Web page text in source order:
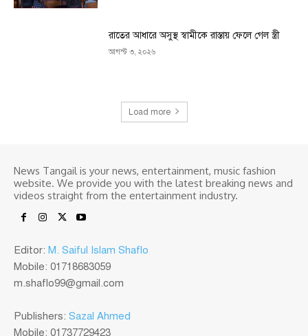
রাতের আধারে অসুস্থ স্বামীকে রাস্তায় ফেলে গেল স্ত্রী
আগস্ট ৩, ২০২৬
Load more
News Tangail is your news, entertainment, music fashion
website. We provide you with the latest breaking news and
videos straight from the entertainment industry.
Editor: M. Saiful Islam Shaflo
Mobile: 01718683059
m.shaflo99@gmail.com
Publishers: Sazal Ahmed
Mobile: 01737729423